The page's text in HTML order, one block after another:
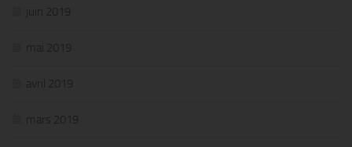
juin 2019
mai 2019
avril 2019
mars 2019